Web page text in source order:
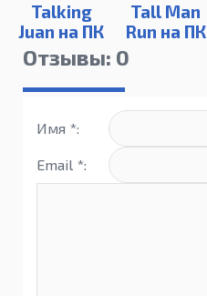
Talking
Juan на ПК
Tall Man
Run на ПК
Отзывы: 0
Имя *:
Email *: